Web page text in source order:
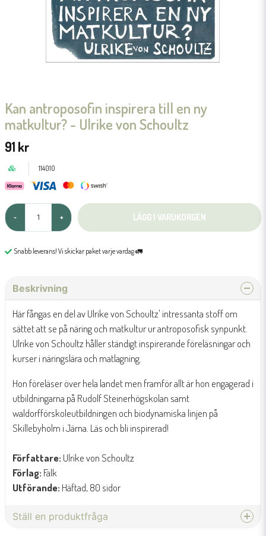
Kan antroposofin inspirera till en ny
matkultur? - Ulrike von Schoultz
91 kr
114010
- + LÄGG I VARUKORGEN
Snabb leverans! Vi skickar paket varje vardag 🚛
Beskrivning
Här fångas en del av Ulrike von Schoultz' intressanta stoff om
sättet att se på näring och matkultur ur antroposofisk synpunkt.
Ulrike von Schoultz håller ständigt inspirerande föreläsningar och
kurser i näringslära och matlagning.
Hon föreläser över hela landet men framför allt är hon engagerad i
utbildningarna på Rudolf Steinerhögskolan samt
waldorfförskoleutbildningen och biodynamiska linjen på
Skillebyholm i Järna. Läs och bli inspirerad!
Författare: Ulrike von Schoultz
Förlag: Falk
Utförande: Häftad, 80 sidor
Ställ en produktfråga